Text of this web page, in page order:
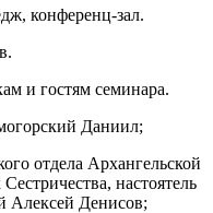
конференц-зал.
и гостям семинара.
Даниил;
отдела Архангельской
настоятель
Алексей Денисов;